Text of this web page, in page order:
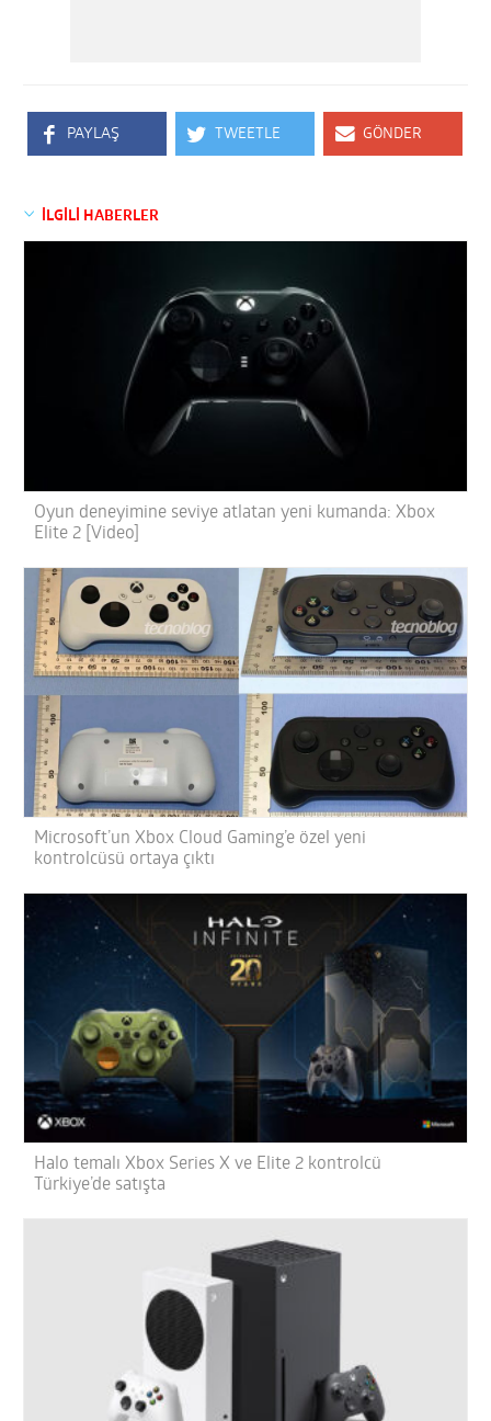
PAYLAŞ TWEETLE GÖNDER
İLGİLİ HABERLER
Oyun deneyimine seviye atlatan yeni kumanda: Xbox
Elite 2 [Video]
Microsoft’un Xbox Cloud Gaming’e özel yeni
kontrolcüsü ortaya çıktı
Halo temalı Xbox Series X ve Elite 2 kontrolcü
Türkiye’de satışta